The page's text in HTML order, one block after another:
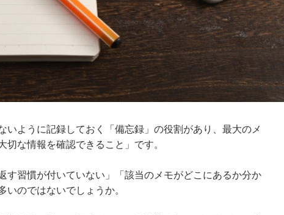
いように記録しておく「備忘録」の役割があり、最大のメ
切な情報を確認できること」です。
す習慣が付いていない」「該当のメモがどこにあるか分か
いのではないでしょうか。